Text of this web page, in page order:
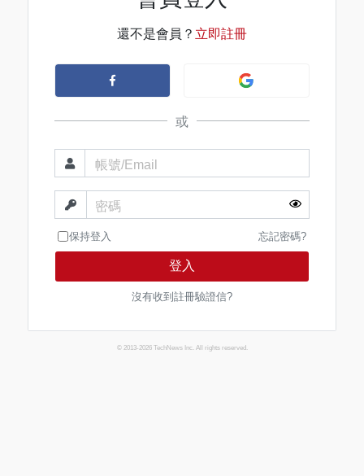
還不是會員？ 立即註冊
或
帳號/Email
密碼
保持登入 忘記密碼?
登入
沒有收到註冊驗證信?
© 2013-2026 TechNews Inc. All rights reserved.